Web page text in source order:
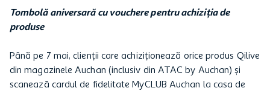
Tombolă aniversară cu vouchere pentru achiziția de
produse
Până pe 7 mai, clienții care achiziționează orice produs Qilive
din magazinele Auchan (inclusiv din ATAC by Auchan) și
scanează cardul de fidelitate MyCLUB Auchan la casa de